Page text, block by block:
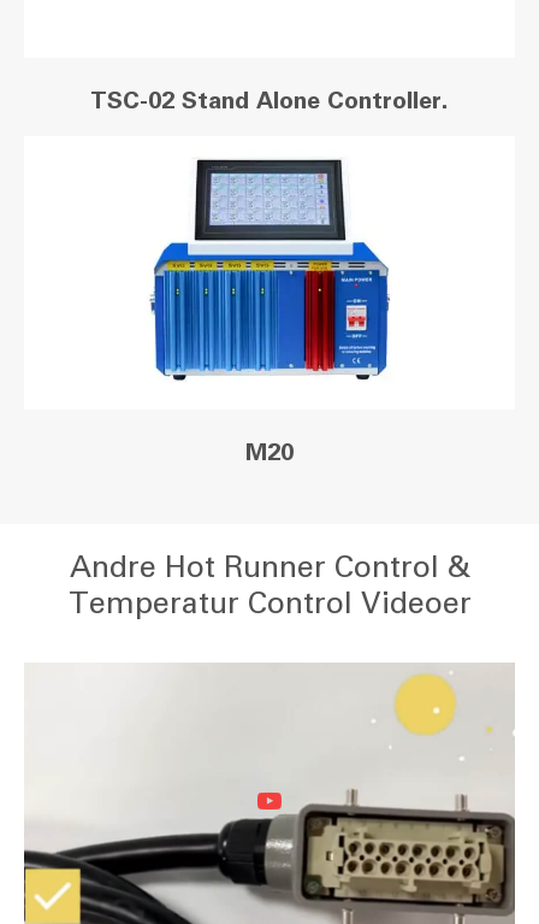
TSC-02 Stand Alone Controller.
M20
Andre Hot Runner Control &
Temperatur Control Videoer